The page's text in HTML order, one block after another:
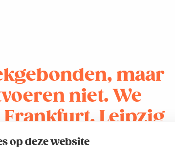
op deze website
maar
niet. We
Leipzig
te volgen.